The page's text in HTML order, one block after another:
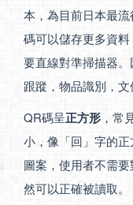
本，為目前日本最
碼可以儲存更多資
要直線對準掃描器
跟蹤，物品識別，文
QR碼呈正方形 ，常
小，像「回」字的
圖案，使用者不需
然可以正確被讀取。